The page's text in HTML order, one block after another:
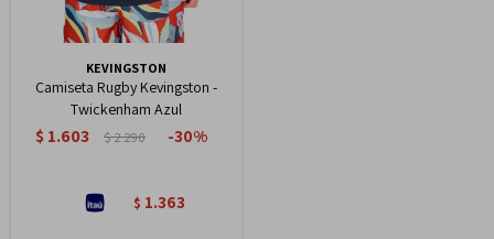
KEVINGSTON
Camiseta Rugby Kevingston -
Twickenham Azul
$ 1.603 $2.290 30
$ 1.363